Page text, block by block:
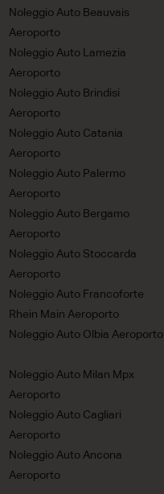
Noleggio Auto Beauvais
Aeroporto
Noleggio Auto Lamezia
Aeroporto
Noleggio Auto Brindisi
Aeroporto
Noleggio Auto Catania
Aeroporto
Noleggio Auto Palermo
Aeroporto
Noleggio Auto Bergamo
Aeroporto
Noleggio Auto Stoccarda
Aeroporto
Noleggio Auto Francoforte
Rhein Main Aeroporto
Noleggio Auto Olbia Aeroporto
Noleggio Auto Milan Mpx
Aeroporto
Noleggio Auto Cagliari
Aeroporto
Noleggio Auto Ancona
Aeroporto